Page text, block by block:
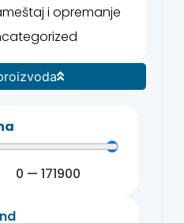
i opremanje
0 — 171900